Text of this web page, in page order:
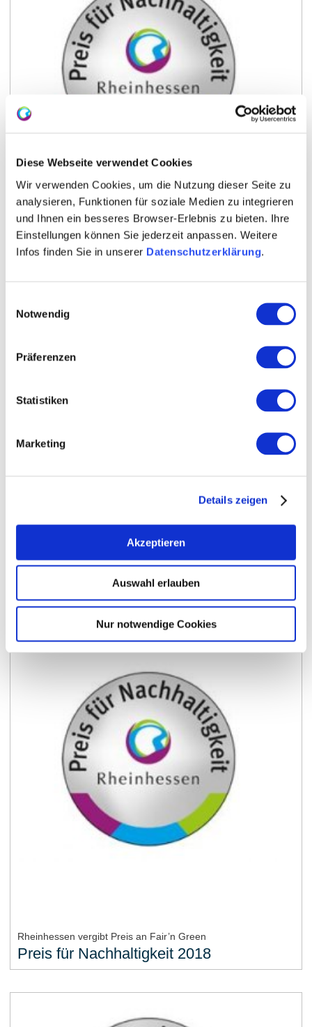
Diese Webseite verwendet Cookies
Wir verwenden Cookies, um die Nutzung dieser Seite zu
analysieren, Funktionen für soziale Medien zu integrieren
und Ihnen ein besseres Browser-Erlebnis zu bieten. Ihre
Einstellungen können Sie jederzeit anpassen. Weitere
Infos finden Sie in unserer Datenschutzerklärung.
Notwendig
Präferenzen
Statistiken
Marketing
Details zeigen
Akzeptieren
Auswahl erlauben
Nur notwendige Cookies
erstmals ohne Auszeichnung
Rheinhessen vergibt Preis in zwei Kategorien
Preis für Nachhaltigkeit 2019
Rheinhessen vergibt Preis an Fair’n Green
Preis für Nachhaltigkeit 2018